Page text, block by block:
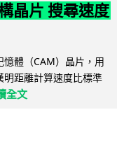
晶片 搜尋速度
體（CAM）晶片，用
距離計算速度比標準
全文